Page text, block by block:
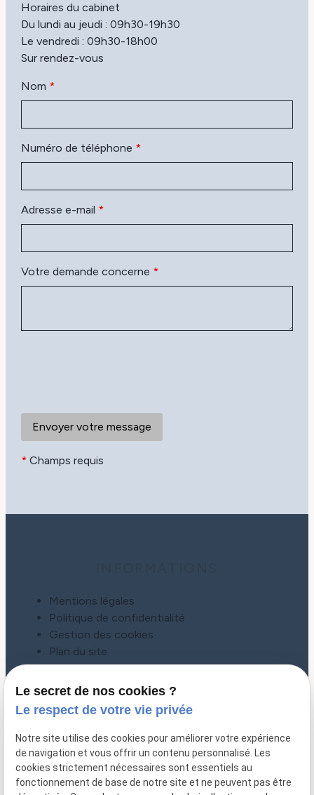
Horaires du cabinet
Du lundi au jeudi : 09h30-19h30
Le vendredi : 09h30-18h00
Sur rendez-vous
Nom *
Numéro de téléphone *
Adresse e-mail *
Votre demande concerne *
*Champs requis
Mentions légales
Politique de confidentialité
Gestion des cookies
Plan du site
Le secret de nos cookies ?
Le respect de votre vie privée
Notre site utilise des cookies pour améliorer votre expérience
de navigation et vous offrir un contenu personnalisé. Les
cookies strictement nécessaires sont essentiels au
fonctionnement de base de notre site et ne peuvent pas être